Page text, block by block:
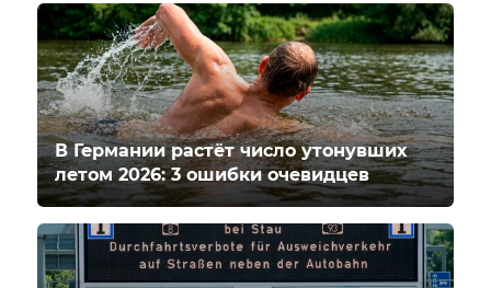
В Германии растёт число утонувших
летом 2026: 3 ошибки очевидцев